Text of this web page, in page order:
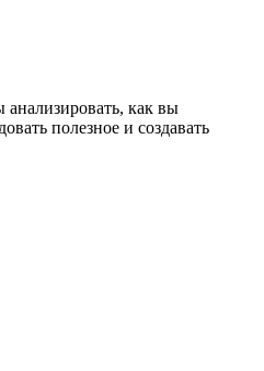
анализировать, как вы
полезное и создавать